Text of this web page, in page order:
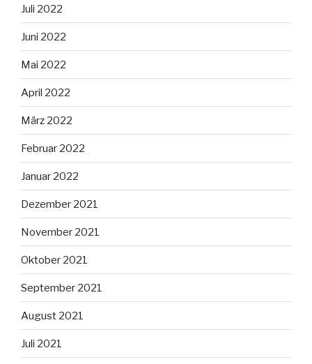
Juli 2022
Juni 2022
Mai 2022
April 2022
März 2022
Februar 2022
Januar 2022
Dezember 2021
November 2021
Oktober 2021
September 2021
August 2021
Juli 2021